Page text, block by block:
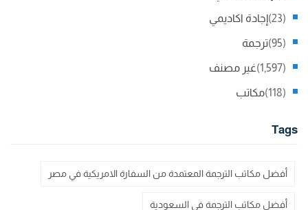
إجادة اكاديمي (23)
ترجمة (95)
غير مصنف (1,597)
مكاتب (118)
Tags
أفضل مكاتب الترجمة المعتمدة من السفارة الامريكية في مصر
أفضل مكاتب الترجمة في السعودية